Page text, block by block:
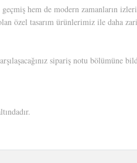
hem de modern zamanların
özel tasarım ürünlerimiz ile daha
sipariş notu bölümüne